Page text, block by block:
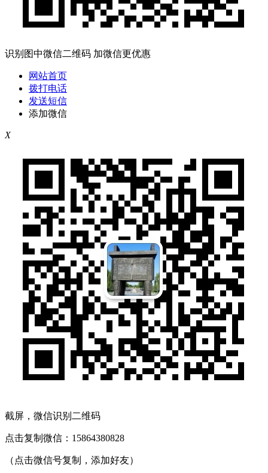
识别图中微信二维码 加微信更优惠
网站首页
拨打电话
发送短信
添加微信
X
截屏，微信识别二维码
点击复制微信：15864380828
（点击微信号复制，添加好友）